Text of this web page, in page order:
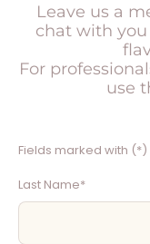
Leave us a
chat with
For
use
Fields marked with
Last Name*